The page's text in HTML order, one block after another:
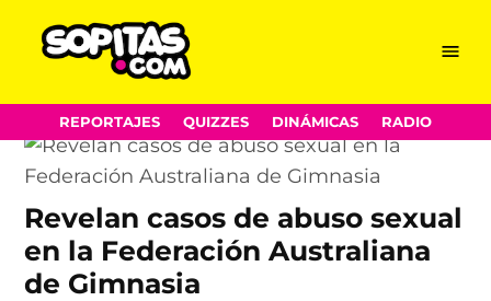
content
Menu
REPORTAJES QUIZZES DINÁMICAS RADIO
Gymnastics Australia
Revelan casos de abuso sexual
en la Federación Australiana
de Gimnasia